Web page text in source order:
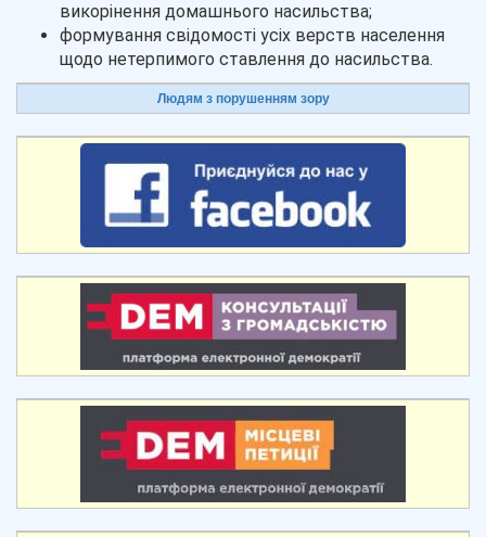
викорінення домашнього насильства;
формування свідомості усіх верств населення
щодо нетерпимого ставлення до насильства.
Людям з порушенням зору